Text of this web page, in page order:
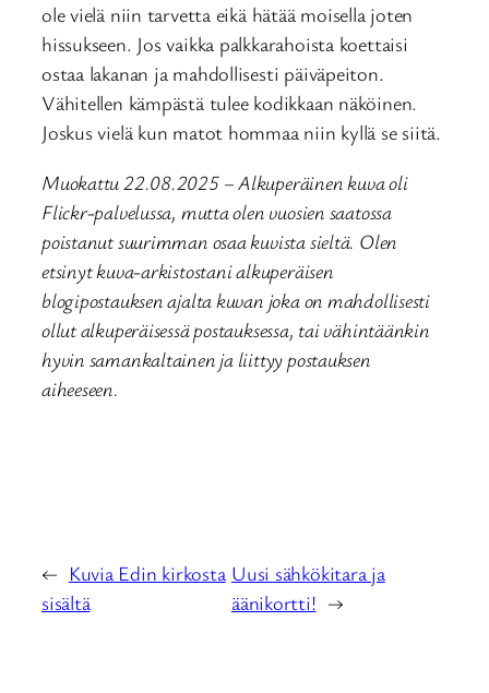
ole vielä niin tarvetta eikä hätää moisella joten
hissukseen. Jos vaikka palkkarahoista koettaisi
ostaa lakanan ja mahdollisesti päiväpeiton.
Vähitellen kämpästä tulee kodikkaan näköinen.
Joskus vielä kun matot hommaa niin kyllä se siitä.
Muokattu 22.08.2025 – Alkuperäinen kuva oli
Flickr-palvelussa, mutta olen vuosien saatossa
poistanut suurimman osaa kuvista sieltä. Olen
etsinyt kuva-arkistostani alkuperäisen
blogipostauksen ajalta kuvan joka on mahdollisesti
ollut alkuperäisessä postauksessa, tai vähintäänkin
hyvin samankaltainen ja liittyy postauksen
aiheeseen.
← Kuvia Edin kirkosta
sisältä
Uusi sähkökitara ja
äänikortti! →